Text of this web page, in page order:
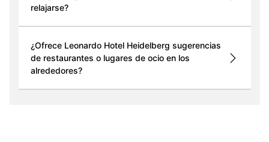
relajarse?
¿Ofrece Leonardo Hotel Heidelberg sugerencias
de restaurantes o lugares de ocio en los
alrededores?